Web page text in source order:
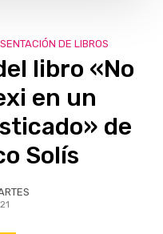
DE LIBROS
libro «No
en un
de
Solís